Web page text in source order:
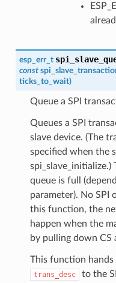
esp_err_t
const
ticks_to_wait)
Queue a SPI
Queues a SPI
slave device. (The
specified when the
queue is full
parameter). No
this function, the
happen when the
by pulling down CS
This function
trans_desc
to the